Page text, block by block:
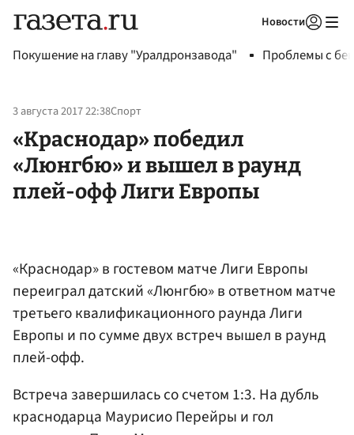
Новости
Покушение на главу "Уралдронзавода" Проблемы с
3 августа 2017 22:38Спорт
«Краснодар» победил
«Люнгбю» и вышел в раунд
плей-офф Лиги Европы
«Краснодар» в гостевом матче Лиги Европы
переиграл датский «Люнгбю» в ответном матче
третьего квалификационного раунда Лиги
Европы и по сумме двух встреч вышел в раунд
плей-офф.
Встреча завершилась со счетом 1:3. На дубль
краснодарца Маурисио Перейры и гол